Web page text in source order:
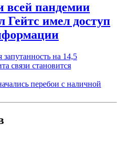
всей пандемии
Гейтс имел доступ
запутанность на 14,5
связи становится
перебои с наличной